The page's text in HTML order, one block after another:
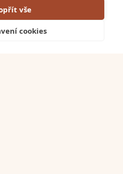
vše
cookies
VOP